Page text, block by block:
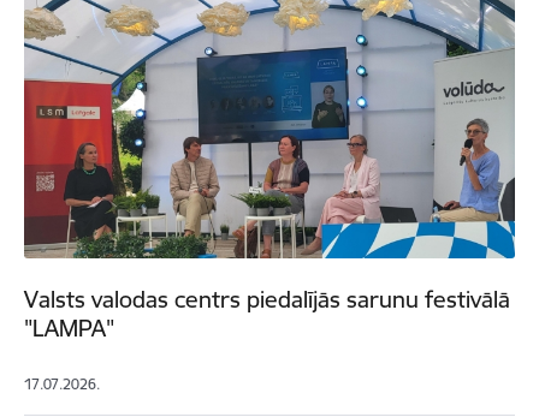
Valsts valodas centrs piedalījās sarunu festivālā
"LAMPA"
17.07.2026.